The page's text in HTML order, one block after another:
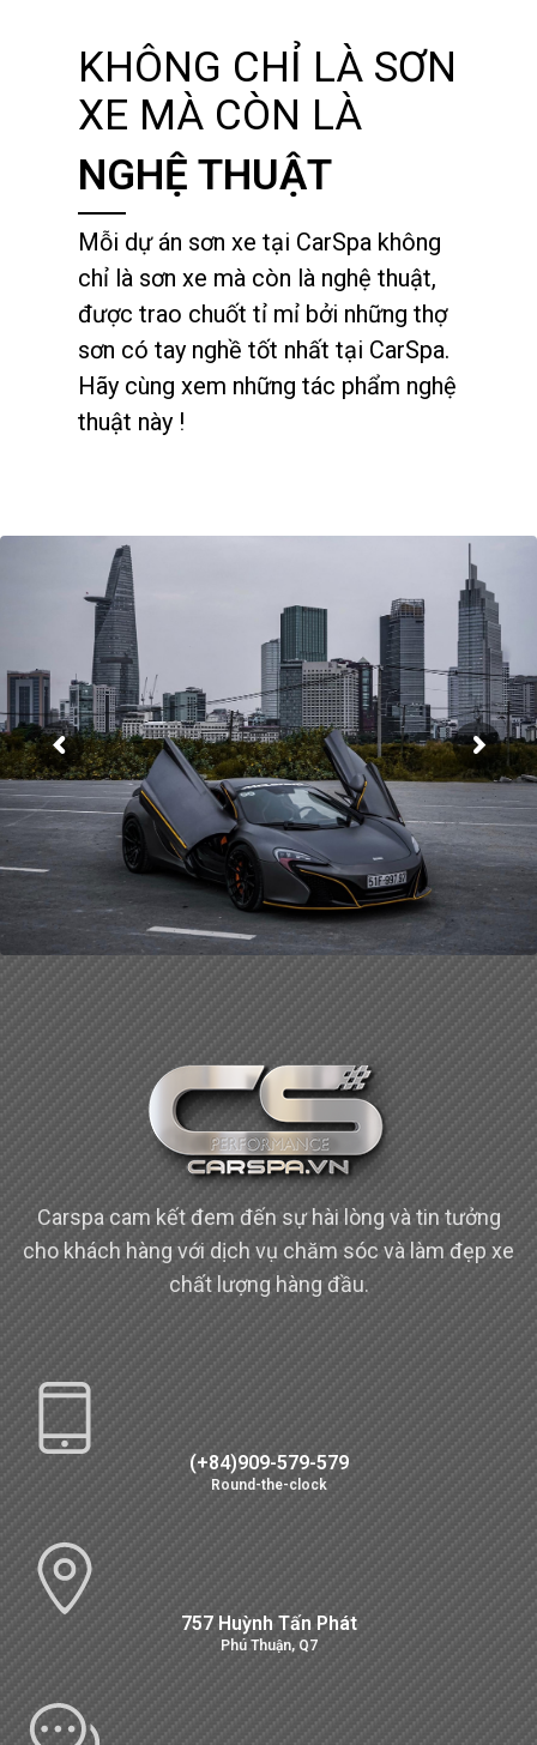
SƠN CHÓA ĐÈN
Khám phá ngay
KHÔNG CHỈ LÀ SƠN
XE MÀ CÒN LÀ
NGHỆ THUẬT
Mỗi dự án sơn xe tại CarSpa không
chỉ là sơn xe mà còn là nghệ thuật,
được trao chuốt tỉ mỉ bởi những thợ
sơn có tay nghề tốt nhất tại CarSpa.
Hãy cùng xem những tác phẩm nghệ
thuật này !
Carspa cam kết đem đến sự hài lòng và tin tưởng
cho khách hàng với dịch vụ chăm sóc và làm đẹp xe
chất lượng hàng đầu.
(+84)909-579-579
Round-the-clock
757 Huỳnh Tấn Phát
Phú Thuận, Q7